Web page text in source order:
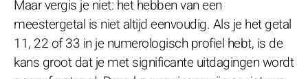
Maar vergis je niet: het hebben van een
meestergetal is niet altijd eenvoudig. Als je het getal
11, 22 of 33 in je numerologisch profiel hebt, is de
kans groot dat je met significante uitdagingen wordt